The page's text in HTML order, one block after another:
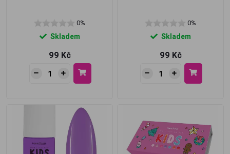
0%
Skladem
99 Kč
0%
Skladem
99 Kč